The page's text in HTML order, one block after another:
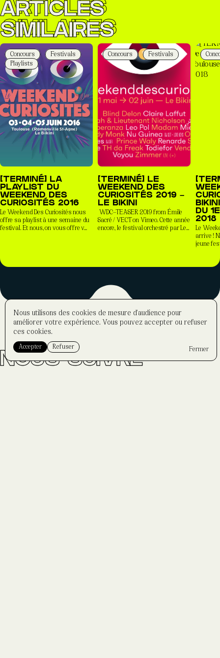
ARTICLES
SIMILAIRES
Concours
Festivals
Playlists
[TERMINÉ] LA
PLAYLIST DU
WEEKEND DES
CURIOSITÉS 2016
Le Weekend Des Curiosités nous
offre sa playlist à une semaine du
festival. Et nous, on vous offre v...
Concours Festivals
[TERMINÉ] LE
WEEKEND DES
CURIOSITÉS 2019 –
LE BIKINI
WDC—TEASER 2019 from Émile
Sacré / VECT on Vimeo. Cette année
encore, le festival orchestré par Le...
DU
2018
Le
arrive !
jeune
NOUS SUIVRE
Nous utilisons des cookies de mesure d'audience pour
améliorer votre expérience. Vous pouvez accepter ou refuser
ces cookies.
Accepter Refuser Fermer